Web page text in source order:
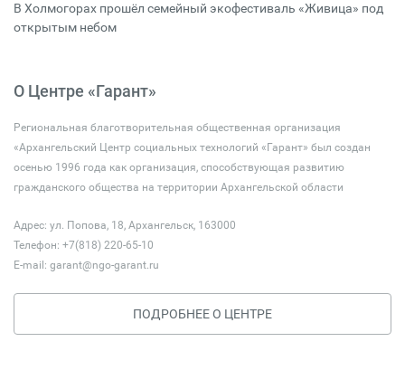
В Холмогорах прошёл семейный экофестиваль «Живица» под
открытым небом
О Центре «Гарант»
Региональная благотворительная общественная организация
«Архангельский Центр социальных технологий «Гарант» был создан
осенью 1996 года как организация, способствующая развитию
гражданского общества на территории Архангельской области
Адрес: ул. Попова, 18, Архангельск, 163000
Телефон: +7(818) 220-65-10
E-mail: garant@ngo-garant.ru
ПОДРОБНЕЕ О ЦЕНТРЕ